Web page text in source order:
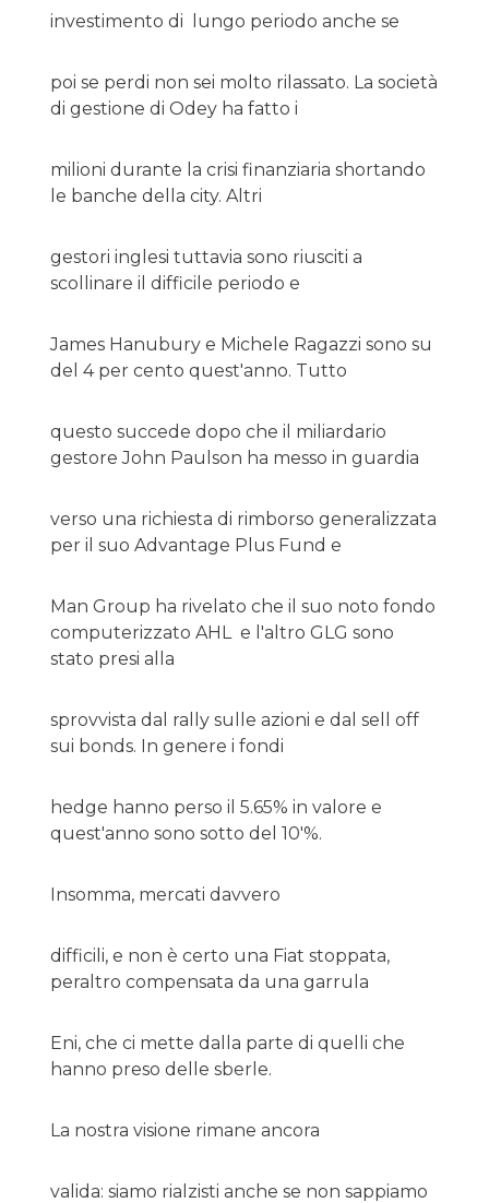
investimento di lungo periodo anche se
poi se perdi non sei molto rilassato. La società
di gestione di Odey ha fatto i
milioni durante la crisi finanziaria shortando
le banche della city. Altri
gestori inglesi tuttavia sono riusciti a
scollinare il difficile periodo e
James Hanubury e Michele Ragazzi sono su
del 4 per cento quest'anno. Tutto
questo succede dopo che il miliardario
gestore John Paulson ha messo in guardia
verso una richiesta di rimborso generalizzata
per il suo Advantage Plus Fund e
Man Group ha rivelato che il suo noto fondo
computerizzato AHL e l'altro GLG sono
stato presi alla
sprovvista dal rally sulle azioni e dal sell off
sui bonds. In genere i fondi
hedge hanno perso il 5.65% in valore e
quest'anno sono sotto del 10'%.
Insomma, mercati davvero
difficili, e non è certo una Fiat stoppata,
peraltro compensata da una garrula
Eni, che ci mette dalla parte di quelli che
hanno preso delle sberle.
La nostra visione rimane ancora
valida: siamo rialzisti anche se non sappiamo